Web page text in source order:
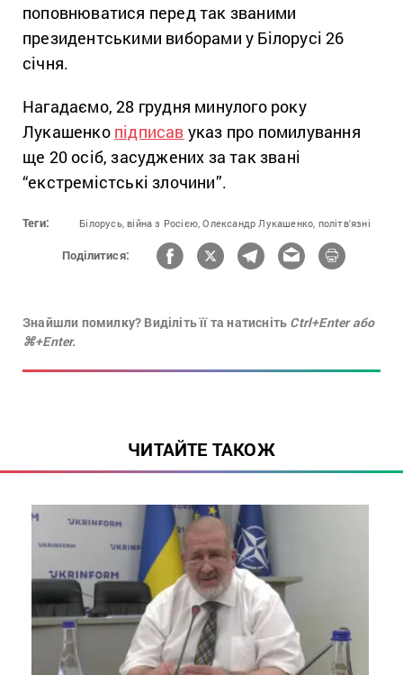
поповнюватися перед так званими
президентськими виборами у Білорусі 26
січня.
Нагадаємо, 28 грудня минулого року
Лукашенко підписав указ про помилування
ще 20 осіб, засуджених за так звані
“екстремістські злочини”.
Теги: Білорусь, війна з Росією, Олександр Лукашенко, політв'язні
Поділитися:
Знайшли помилку? Виділіть її та натисніть Ctrl+Enter або
⌘+Enter.
ЧИТАЙТЕ ТАКОЖ